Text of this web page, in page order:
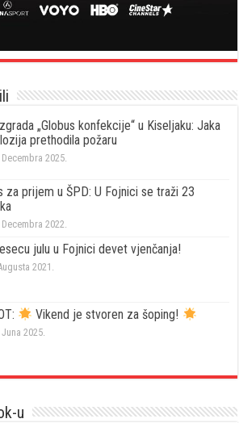
„Globus konfekcije“ u Kiseljaku: Jaka
prethodila požaru
Decembra 2025.
za prijem u ŠPD: U Fojnici se traži 23
2022.
julu u Fojnici devet vjenčanja!
2021.
Vikend je stvoren za šoping!
Juna 2025.
u